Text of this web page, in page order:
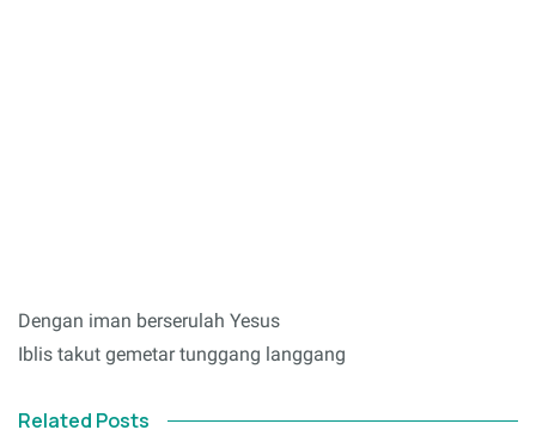
Dengan iman berserulah Yesus
Iblis takut gemetar tunggang langgang
Related Posts